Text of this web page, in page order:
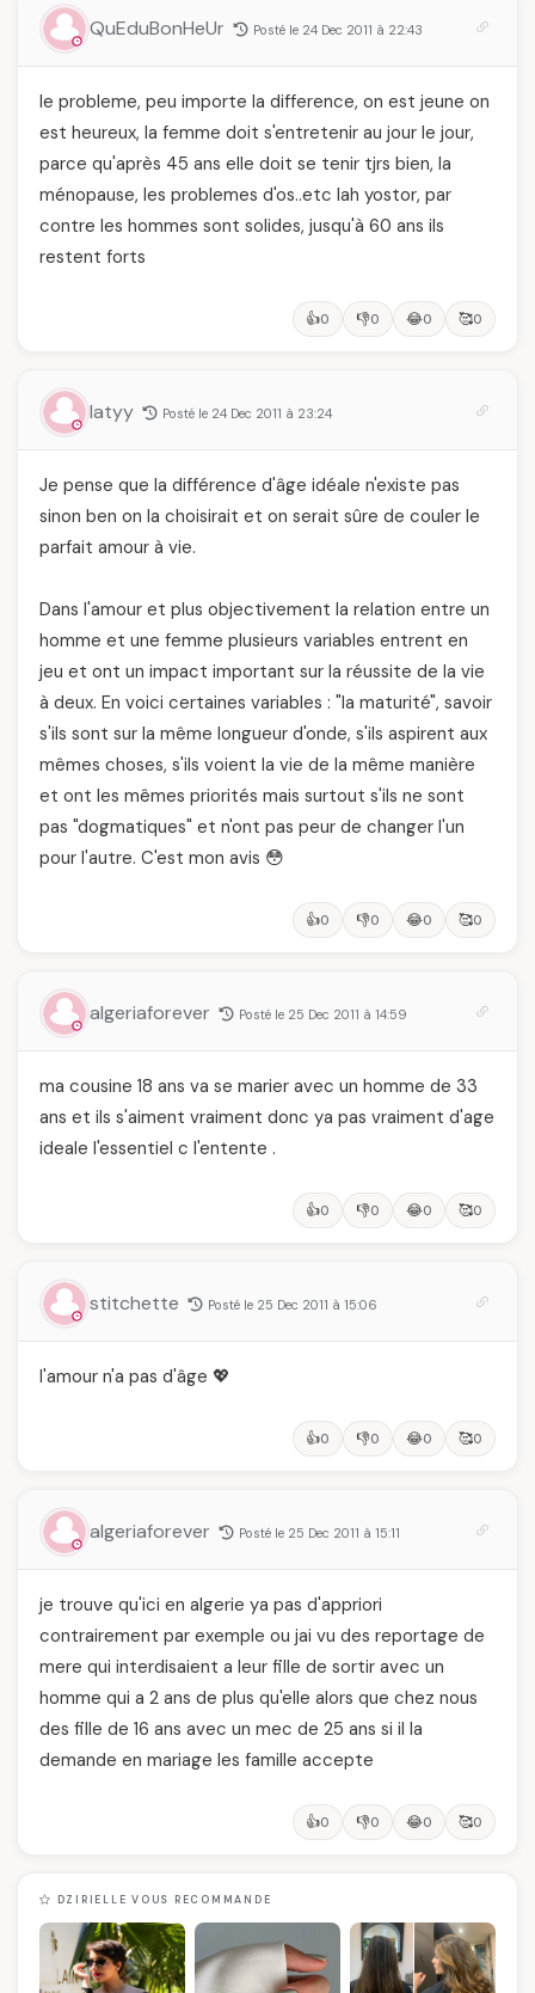
QuEduBonHeUr Posté le 24 Dec 2011 à 22:43
le probleme, peu importe la difference, on est jeune on
est heureux, la femme doit s'entretenir au jour le jour,
parce qu'après 45 ans elle doit se tenir tjrs bien, la
ménopause, les problemes d'os..etc lah yostor, par
contre les hommes sont solides, jusqu'à 60 ans ils
restent forts
👍0 👎0 😂0 🥰0
latyy Posté le 24 Dec 2011 à 23:24
Je pense que la différence d'âge idéale n'existe pas
sinon ben on la choisirait et on serait sûre de couler le
parfait amour à vie.
Dans l'amour et plus objectivement la relation entre un
homme et une femme plusieurs variables entrent en
jeu et ont un impact important sur la réussite de la vie
à deux. En voici certaines variables : "la maturité", savoir
s'ils sont sur la même longueur d'onde, s'ils aspirent aux
mêmes choses, s'ils voient la vie de la même manière
et ont les mêmes priorités mais surtout s'ils ne sont
pas "dogmatiques" et n'ont pas peur de changer l'un
pour l'autre. C'est mon avis 😳
👍0 👎0 😂0 🥰0
algeriaforever Posté le 25 Dec 2011 à 14:59
ma cousine 18 ans va se marier avec un homme de 33
ans et ils s'aiment vraiment donc ya pas vraiment d'age
ideale l'essentiel c l'entente .
👍0 👎0 😂0 🥰0
stitchette Posté le 25 Dec 2011 à 15:06
l'amour n'a pas d'âge 💖
👍0 👎0 😂0 🥰0
algeriaforever Posté le 25 Dec 2011 à 15:11
je trouve qu'ici en algerie ya pas d'appriori
contrairement par exemple ou jai vu des reportage de
mere qui interdisaient a leur fille de sortir avec un
homme qui a 2 ans de plus qu'elle alors que chez nous
des fille de 16 ans avec un mec de 25 ans si il la
demande en mariage les famille accepte
👍0 👎0 😂0 🥰0
DZIRIELLE VOUS RECOMMANDE